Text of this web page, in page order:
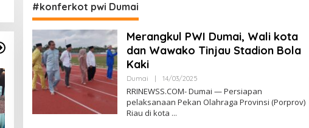
#konferkot pwi Dumai
Merangkul PWI Dumai, Wali kota
dan Wawako Tinjau Stadion Bola
Kaki
Dumai 14/03/2025Oleh
RRINEWSS.COM- Dumai — Persiapan
pelaksanaan Pekan Olahraga Provinsi (Porprov)
Riau di kota